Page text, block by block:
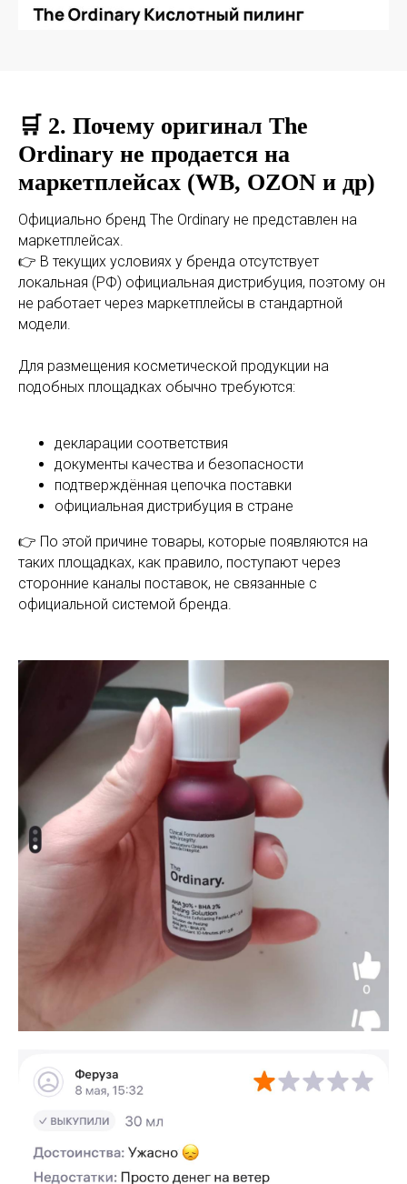
🛒 2. Почему оригинал The
Ordinary не продается на
маркетплейсах (WB, OZON и др)
Официально бренд The Ordinary не представлен на
маркетплейсах.
👉 В текущих условиях у бренда отсутствует
локальная (РФ) официальная дистрибуция, поэтому он
не работает через маркетплейсы в стандартной
модели.
Для размещения косметической продукции на
подобных площадках обычно требуются:
декларации соответствия
документы качества и безопасности
подтверждённая цепочка поставки
официальная дистрибуция в стране
👉 По этой причине товары, которые появляются на
таких площадках, как правило, поступают через
сторонние каналы поставок, не связанные с
официальной системой бренда.